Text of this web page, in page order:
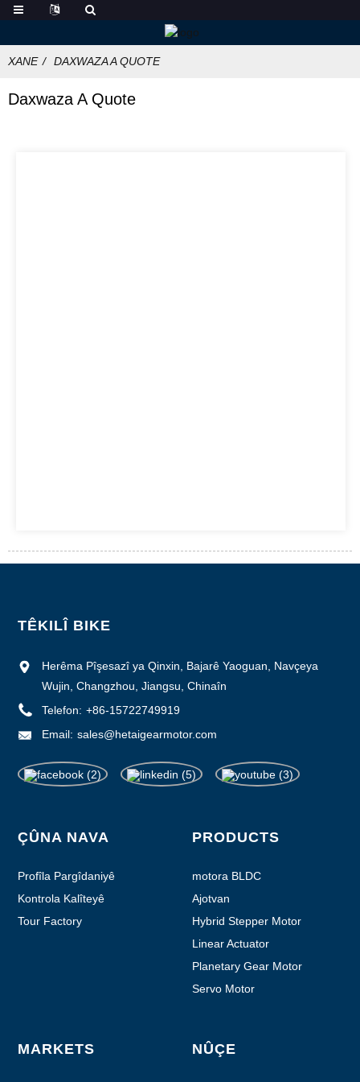
XANE DAXWAZA A QUOTE
Daxwaza A Quote
TÊKILÎ BIKE
Herêma Pîşesazî ya Qinxin, Bajarê Yaoguan, Navçeya
Wujin, Changzhou, Jiangsu, Chinaîn
Telefon: +86-15722749919
Email: sales@hetaigearmotor.com
ÇÛNA NAVA
Profîla Pargîdaniyê
Kontrola Kalîteyê
Tour Factory
PRODUCTS
motora BLDC
Ajotvan
Hybrid Stepper Motor
Linear Actuator
Planetary Gear Motor
Servo Motor
MARKETS NÛÇE